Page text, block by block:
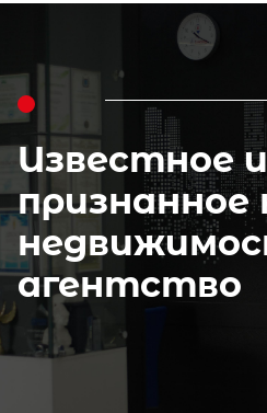
Известное и
признанное
агентство